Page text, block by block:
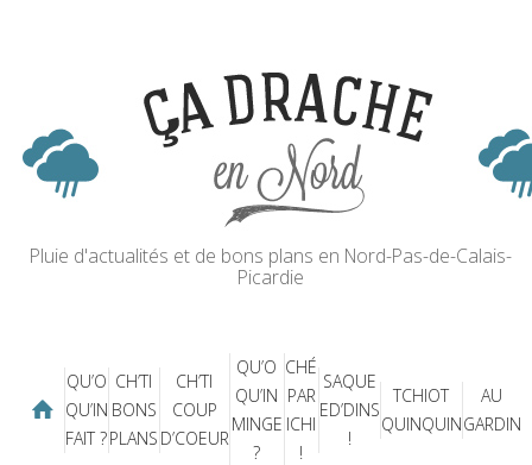
Pluie d'actualités et de bons plans en Nord-Pas-de-Calais-
Picardie
QU’O
QU’IN
FAIT ?
CH’TI
BONS
PLANS
CH’TI
COUP
D’COEUR
QU’O
QU’IN
MINGE
?
CHÉ
PAR
ICHI
!
SAQUE
ED’DINS
!
TCHIOT
QUINQUIN
AU
GARDIN